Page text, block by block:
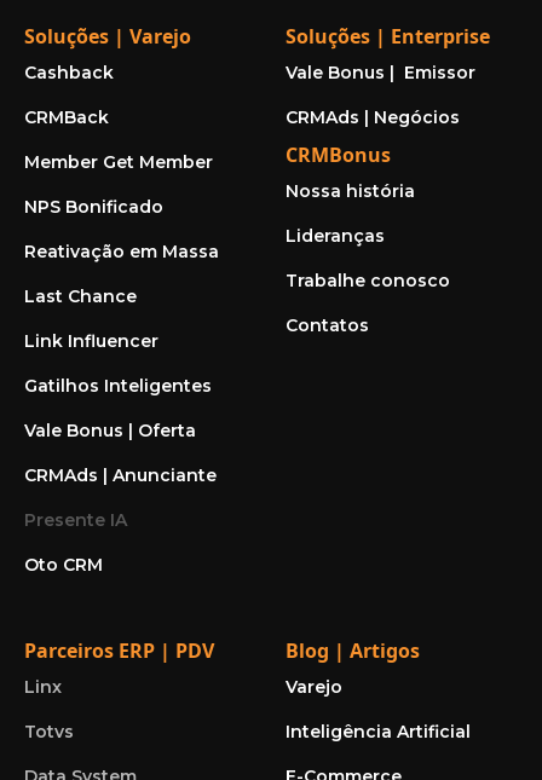
Soluções | Varejo
Cashback
CRMBack
Member Get Member
NPS Bonificado
Reativação em Massa
Last Chance
Link Influencer
Gatilhos Inteligentes
Vale Bonus | Oferta
CRMAds | Anunciante
Presente IA
Oto CRM
Soluções | Enterprise
Vale Bonus | Emissor
CRMAds | Negócios
CRMBonus
Nossa história
Lideranças
Trabalhe conosco
Contatos
Parceiros ERP | PDV
Linx
Totvs
Blog | Artigos
Varejo
Inteligência Artificial